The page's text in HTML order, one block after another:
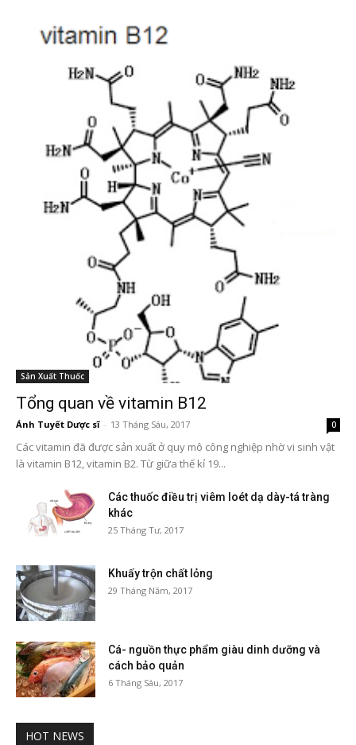
Sản Xuất Thuốc
Tổng quan về vitamin B12
Ánh Tuyết Dược sĩ - 13 Tháng Sáu, 2017 0
Các vitamin đã được sản xuất ở quy mô công nghiệp nhờ vi sinh vật
là vitamin B12, vitamin B2. Từ giữa thế kỉ 19...
Các thuốc điều trị viêm loét dạ dày-tá tràng
khác
25 Tháng Tư, 2017
Khuấy trộn chất lỏng
29 Tháng Năm, 2017
Cá- nguồn thực phẩm giàu dinh dưỡng và
cách bảo quản
6 Tháng Sáu, 2017
HOT NEWS